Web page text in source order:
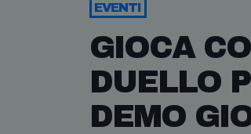
EVENTI
GIOCA
DUELLO
DEMO